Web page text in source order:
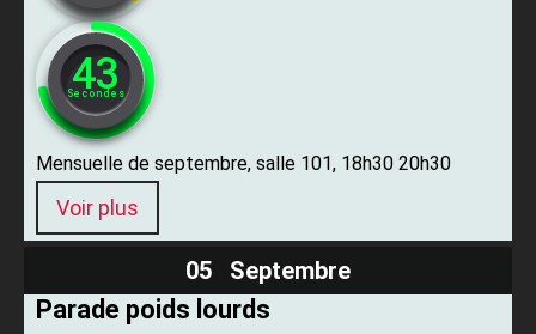
42
Secondes
Mensuelle de septembre, salle 101, 18h30 20h30
Voir plus
05 Septembre
Parade poids lourds